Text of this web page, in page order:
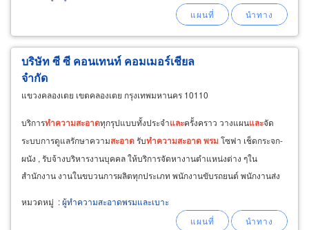
บริษัท ซี ซี คอนเทนท์ คอมเมอร์เชียล
จำกัด
แขวงคลองเตย เขตคลองเตย กรุงเทพมหานคร 10110
บริการทำความสะอาดทุกรุปแบบทั้งประจำและครั้งคราว วางแผนและจัด
ระบบการดูแลรักษาความสะอาด รับทำความสะอาดพรมโซฟา เช็ดกระจก-
ผนัง , รับจ้างบริหารงานบุคคล ให้บริการจัดหางานตำแหน่งต่าง ๆใน
สำนักงาน งานในขบวนการผลิตทุกประเภท พนักงานขับรถยนต์ พนักงานส่ง
หมวดหมู่ :ผู้ทำความสะอาดพรมและเบาะ